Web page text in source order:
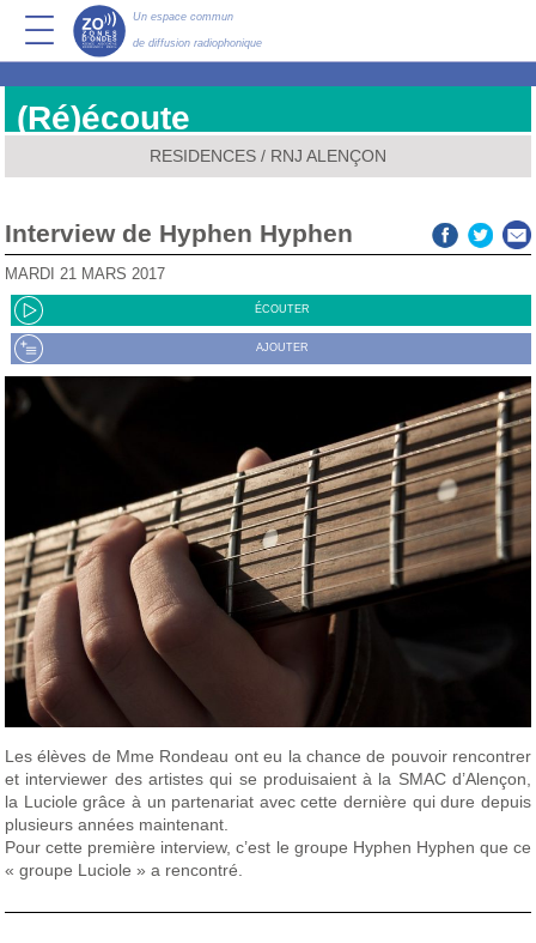
Un espace commun
de diffusion radiophonique
(Ré)écoute
RESIDENCES / RNJ ALENÇON
Interview de Hyphen Hyphen
MARDI 21 MARS 2017
ÉCOUTER
AJOUTER
Les élèves de Mme Rondeau ont eu la chance de pouvoir rencontrer
et interviewer des artistes qui se produisaient à la SMAC d’Alençon,
la Luciole grâce à un partenariat avec cette dernière qui dure depuis
plusieurs années maintenant.
Pour cette première interview, c’est le groupe Hyphen Hyphen que ce
« groupe Luciole » a rencontré.